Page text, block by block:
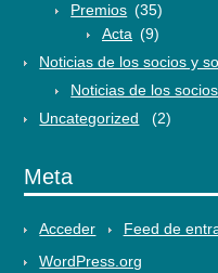
Premios (35)
Acta (9)
Noticias de los socios y
Noticias de los
Uncategorized
(2)
Meta
Acceder Feed de
WordPress.org